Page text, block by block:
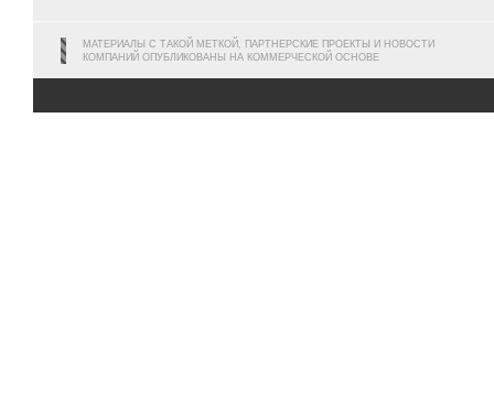
МАТЕРИАЛЫ С ТАКОЙ МЕТКОЙ, ПАРТНЕРСКИЕ ПРОЕКТЫ И НОВОСТИ
КОМПАНИЙ ОПУБЛИКОВАНЫ НА КОММЕРЧЕСКОЙ ОСНОВЕ